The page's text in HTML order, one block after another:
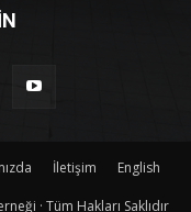
İletişim English
· Tüm Hakları Saklıdır